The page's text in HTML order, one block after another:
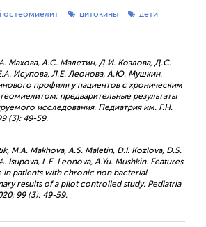
остеомиелит цитокины
дети
Махова, А.С. Малетин, Д.И. Козлова, Д.С.
Исупова, Л.Е. Леонова, А.Ю. Мушкин.
профиля у пациентов с хроническим
предварительные результаты
исследования. Педиатрия им. Г.Н.
(3): 49-59.
M.A. Makhova, A.S. Maletin, D.I. Kozlova, D.S.
Isupova, L.E. Leonova, A.Yu. Mushkin. Features
patients with chronic non bacterial
results of a pilot controlled study. Pediatria
99 (3): 49-59.